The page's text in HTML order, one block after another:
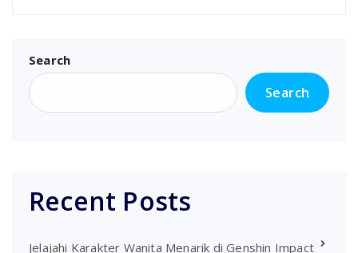
Search
Search
Recent Posts
Jelajahi Karakter Wanita Menarik di Genshin Impact